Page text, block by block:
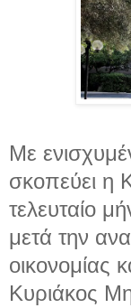
Με
σκοπεύει η
τελευταίο
μετά την
οικονομίας
Κυριάκος